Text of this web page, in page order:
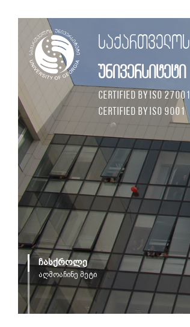
საქართველოს
უნივერსიტეტი
Certified by ISO 27001
Certified by ISO 9001
ჩასქროლე
აღმოაჩინე მეტი